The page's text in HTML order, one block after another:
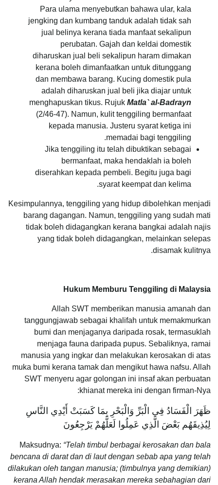
Para ulama menyebutkan bahawa ular, kala
jengking dan kumbang tanduk adalah tidak sah
jual belinya kerana tiada manfaat sekalipun
perubatan. Gajah dan keldai domestik
diharuskan jual beli sekalipun haram dimakan
kerana boleh dimanfaatkan untuk ditunggang
dan membawa barang. Kucing domestik pula
adalah diharuskan jual beli jika diajar untuk
menghapuskan tikus. Rujuk Matla` al-Badrayn
(2/46-47). Namun, kulit tenggiling bermanfaat
kepada manusia. Justeru syarat ketiga ini
memadai bagi tenggiling.
Jika tenggiling itu telah dibuktikan sebagai
bermanfaat, maka hendaklah ia boleh
diserahkan kepada pembeli. Begitu juga bagi
syarat keempat dan kelima.
Kesimpulannya, tenggiling yang hidup dibolehkan menjadi
barang dagangan. Namun, tenggiling yang sudah mati
tidak boleh didagangkan kerana bangkai adalah najis
yang tidak boleh didagangkan, melainkan selepas
disamak kulitnya.
Hukum Memburu Tenggiling di Malaysia
Allah SWT memberikan manusia amanah dan
tanggungjawab sebagai khalifah untuk memakmurkan
bumi dan menjaganya daripada rosak, termasuklah
menjaga fauna daripada pupus. Sebaliknya, ramai
manusia yang ingkar dan melakukan kerosakan di atas
muka bumi kerana tamak dan mengikut hawa nafsu. Allah
SWT menyeru agar golongan ini insaf akan perbuatan
khianat mereka ini dengan firman-Nya:
ظَهَرَ الْفَسَادُ فِي الْبَرِّ وَالْبَحْرِ بِمَا كَسَبَتْ أَيْدِي النَّاسِ
لِيُذِيقَهُم بَعْضَ الَّذِي عَمِلُوا لَعَلَّهُمْ يَرْجِعُونَ
Maksudnya: “Telah timbul berbagai kerosakan dan bala
bencana di darat dan di laut dengan sebab apa yang telah
dilakukan oleh tangan manusia; (timbulnya yang demikian)
kerana Allah hendak merasakan mereka sebahagian dari